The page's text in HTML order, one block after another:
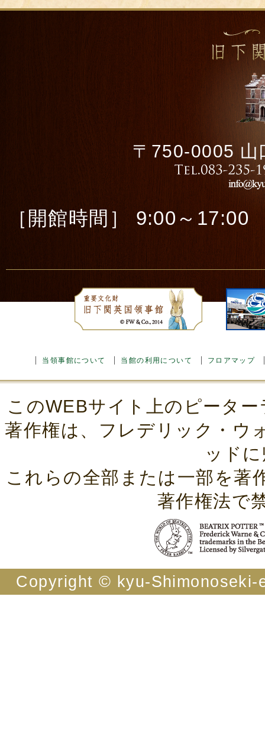
〒750-0005 山
［開館時間］ 9:00～
当領事館について 当館の利用について フロアマップ
このWEBサイト上のピータ
著作権は、フレデリック・ウ
ッド
これらの全部または一部を著
著作権法で
Copyright © kyu-